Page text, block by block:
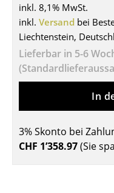
Schreibtische
Sekretäre & PC-
Konferenztische
Stehtische &
Kindertische
Gartentische
inkl. 8,1% MwSt.
inkl. Versand bei
Liechtenstein,
Lieferbar in 5-6
In
3% Skonto bei
CHF 1’358.97(Sie